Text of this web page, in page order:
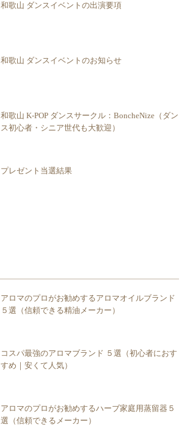
和歌山 ダンスイベントの出演要項
和歌山 ダンスイベントのお知らせ
和歌山 K-POP ダンスサークル：BoncheNize（ダン
ス初心者・シニア世代も大歓迎）
プレゼント当選結果
アロマのプロがお勧めするアロマオイルブランド
５選（信頼できる精油メーカー）
コスパ最強のアロマブランド ５選（初心者におす
すめ｜安くて人気）
アロマのプロがお勧めするハーブ家庭用蒸留器５
選（信頼できるメーカー）